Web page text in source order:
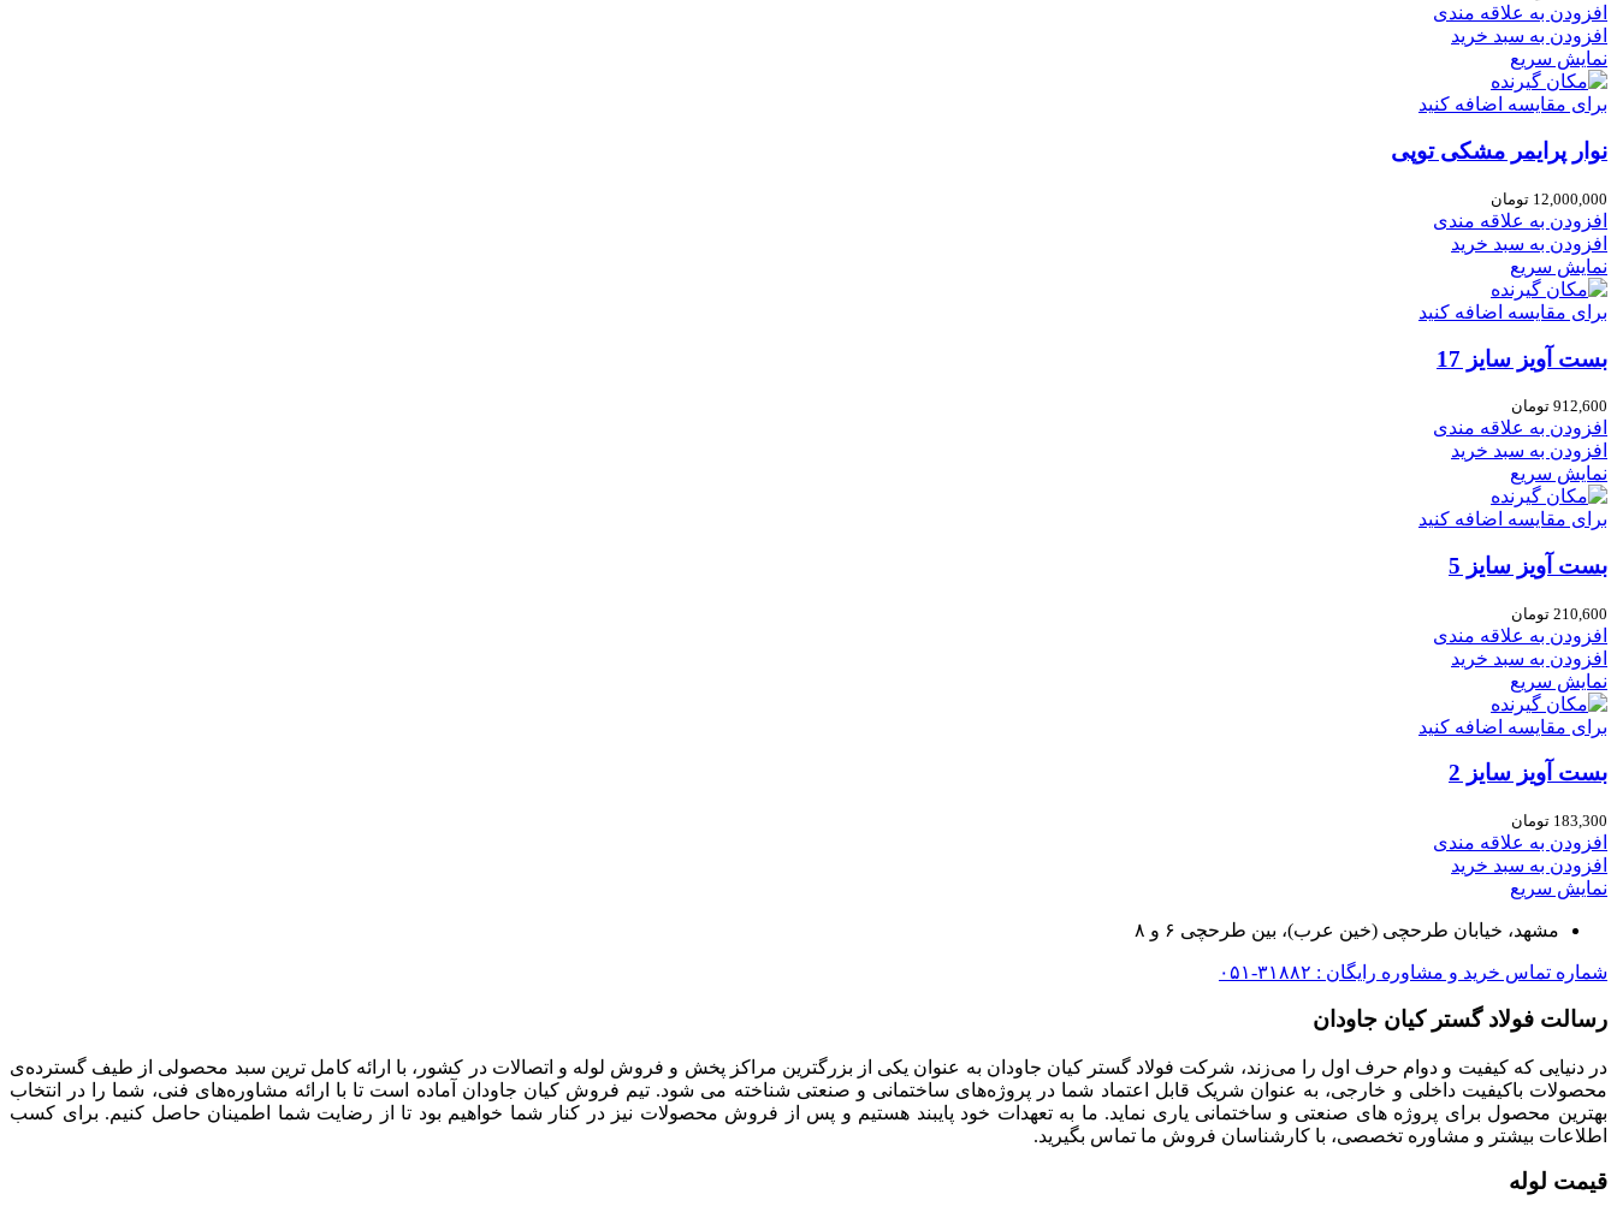
افزودن به علاقه مندی
افزودن به سبد خرید
نمایش سریع
برای مقایسه اضافه کنید
نوار پرایمر مشکی توپی
12,000,000 تومان
افزودن به علاقه مندی
افزودن به سبد خرید
نمایش سریع
برای مقایسه اضافه کنید
بست آویز سایز 17
912,600 تومان
افزودن به علاقه مندی
افزودن به سبد خرید
نمایش سریع
برای مقایسه اضافه کنید
بست آویز سایز 5
210,600 تومان
افزودن به علاقه مندی
افزودن به سبد خرید
نمایش سریع
برای مقایسه اضافه کنید
بست آویز سایز 2
183,300 تومان
افزودن به علاقه مندی
افزودن به سبد خرید
نمایش سریع
مشهد، خیابان طرحچی (خین عرب)، بین طرحچی ۶ و ۸
شماره تماس خرید و مشاوره رایگان : ۳۱۸۸۲-۰۵۱
رسالت فولاد گستر کیان جاودان
در دنیایی که کیفیت و دوام حرف اول را می‌زند، شرکت فولاد گستر کیان جاودان به عنوان یکی از بزرگترین مراکز پخش و فروش لوله و اتصالات در کشور، با ارائه کامل ترین سبد محصولی از طیف گسترده‌‌ی
محصولات باکیفیت داخلی و خارجی، به عنوان شریک قابل اعتماد شما در پروژه‌های ساختمانی و صنعتی شناخته می شود. تیم فروش کیان جاودان آماده است تا با ارائه مشاوره‌های فنی، شما را در انتخاب
بهترین محصول برای پروژه های صنعتی و ساختمانی یاری نماید. ما به تعهدات خود پایبند هستیم و پس از فروش محصولات نیز در کنار شما خواهیم بود تا از رضایت شما اطمینان حاصل کنیم. برای کسب
اطلاعات بیشتر و مشاوره تخصصی، با کارشناسان فروش ما تماس بگیرید.
قیمت لوله